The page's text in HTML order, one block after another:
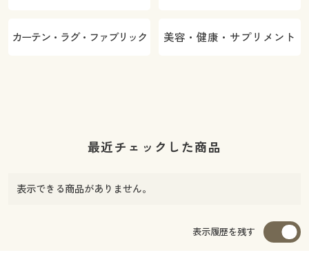
カーテン・ラグ・ファブリック 美容・健康・サプリメント
最近チェックした商品
表示できる商品がありません。
表示履歴を残す